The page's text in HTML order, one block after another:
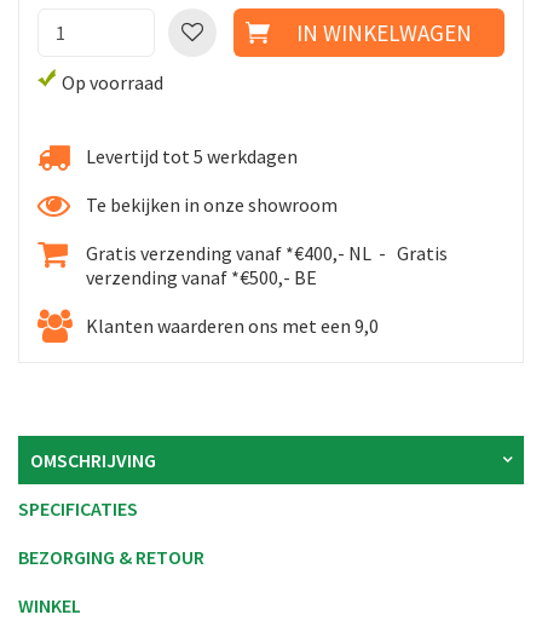
Op voorraad
Levertijd tot 5 werkdagen
Te bekijken in onze showroom
Gratis verzending vanaf *€400,- NL - Gratis
verzending vanaf *€500,- BE
Klanten waarderen ons met een 9,0
OMSCHRIJVING
SPECIFICATIES
BEZORGING & RETOUR
WINKEL